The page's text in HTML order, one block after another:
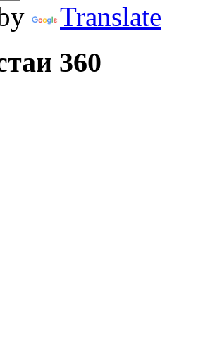
Translate
360